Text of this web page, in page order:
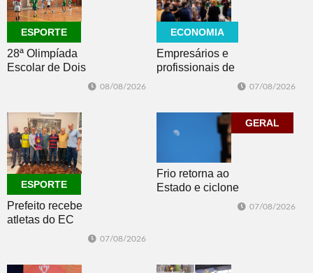
ESPORTE
28ª Olimpíada
Escolar de Dois
08/08/2026
ECONOMIA
Empresários e
profissionais de
07/08/2026
ESPORTE
Prefeito recebe
atletas do EC
Intermunicipal
07/08/2026
GERAL
Frio retorna ao
Estado e ciclone
07/08/2026